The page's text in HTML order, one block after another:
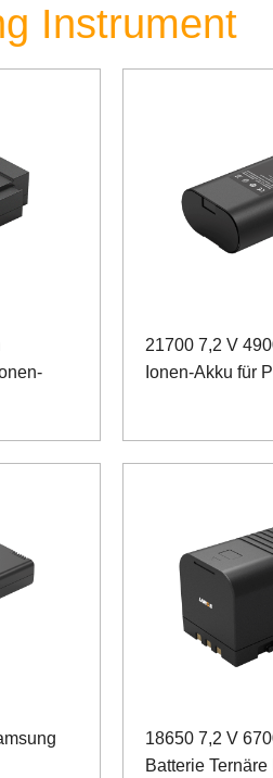
Instrument
21700 7,2 V
Ionen-Akku für
18650 7,2 V
Batterie